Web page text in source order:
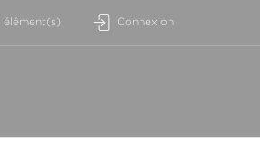
élément(s) Connexion